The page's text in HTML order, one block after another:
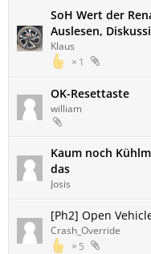
SoH Wert der
Auslesen,
1
Klaus
OK-Resettaste
william
Kaum noch
das
Josis
[Ph2] Open
5
Crash_Override